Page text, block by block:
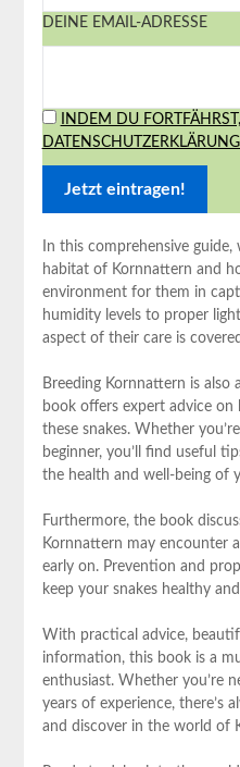
DEINE EMAIL-ADRESSE
INDEM DU
In this comprehensive
habitat of Kornnattern and
environment for them in
humidity levels to proper
aspect of their care is
Breeding Kornnattern is
book offers expert advice on
these snakes. Whether
beginner, you’ll find useful
the health and well-being of
Furthermore, the book
Kornnattern may encounter
early on. Prevention and
keep your snakes healthy
With practical advice,
information, this book is a
enthusiast. Whether you’re
years of experience, there’s
and discover in the world of